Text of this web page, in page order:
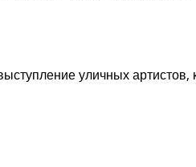
уличных